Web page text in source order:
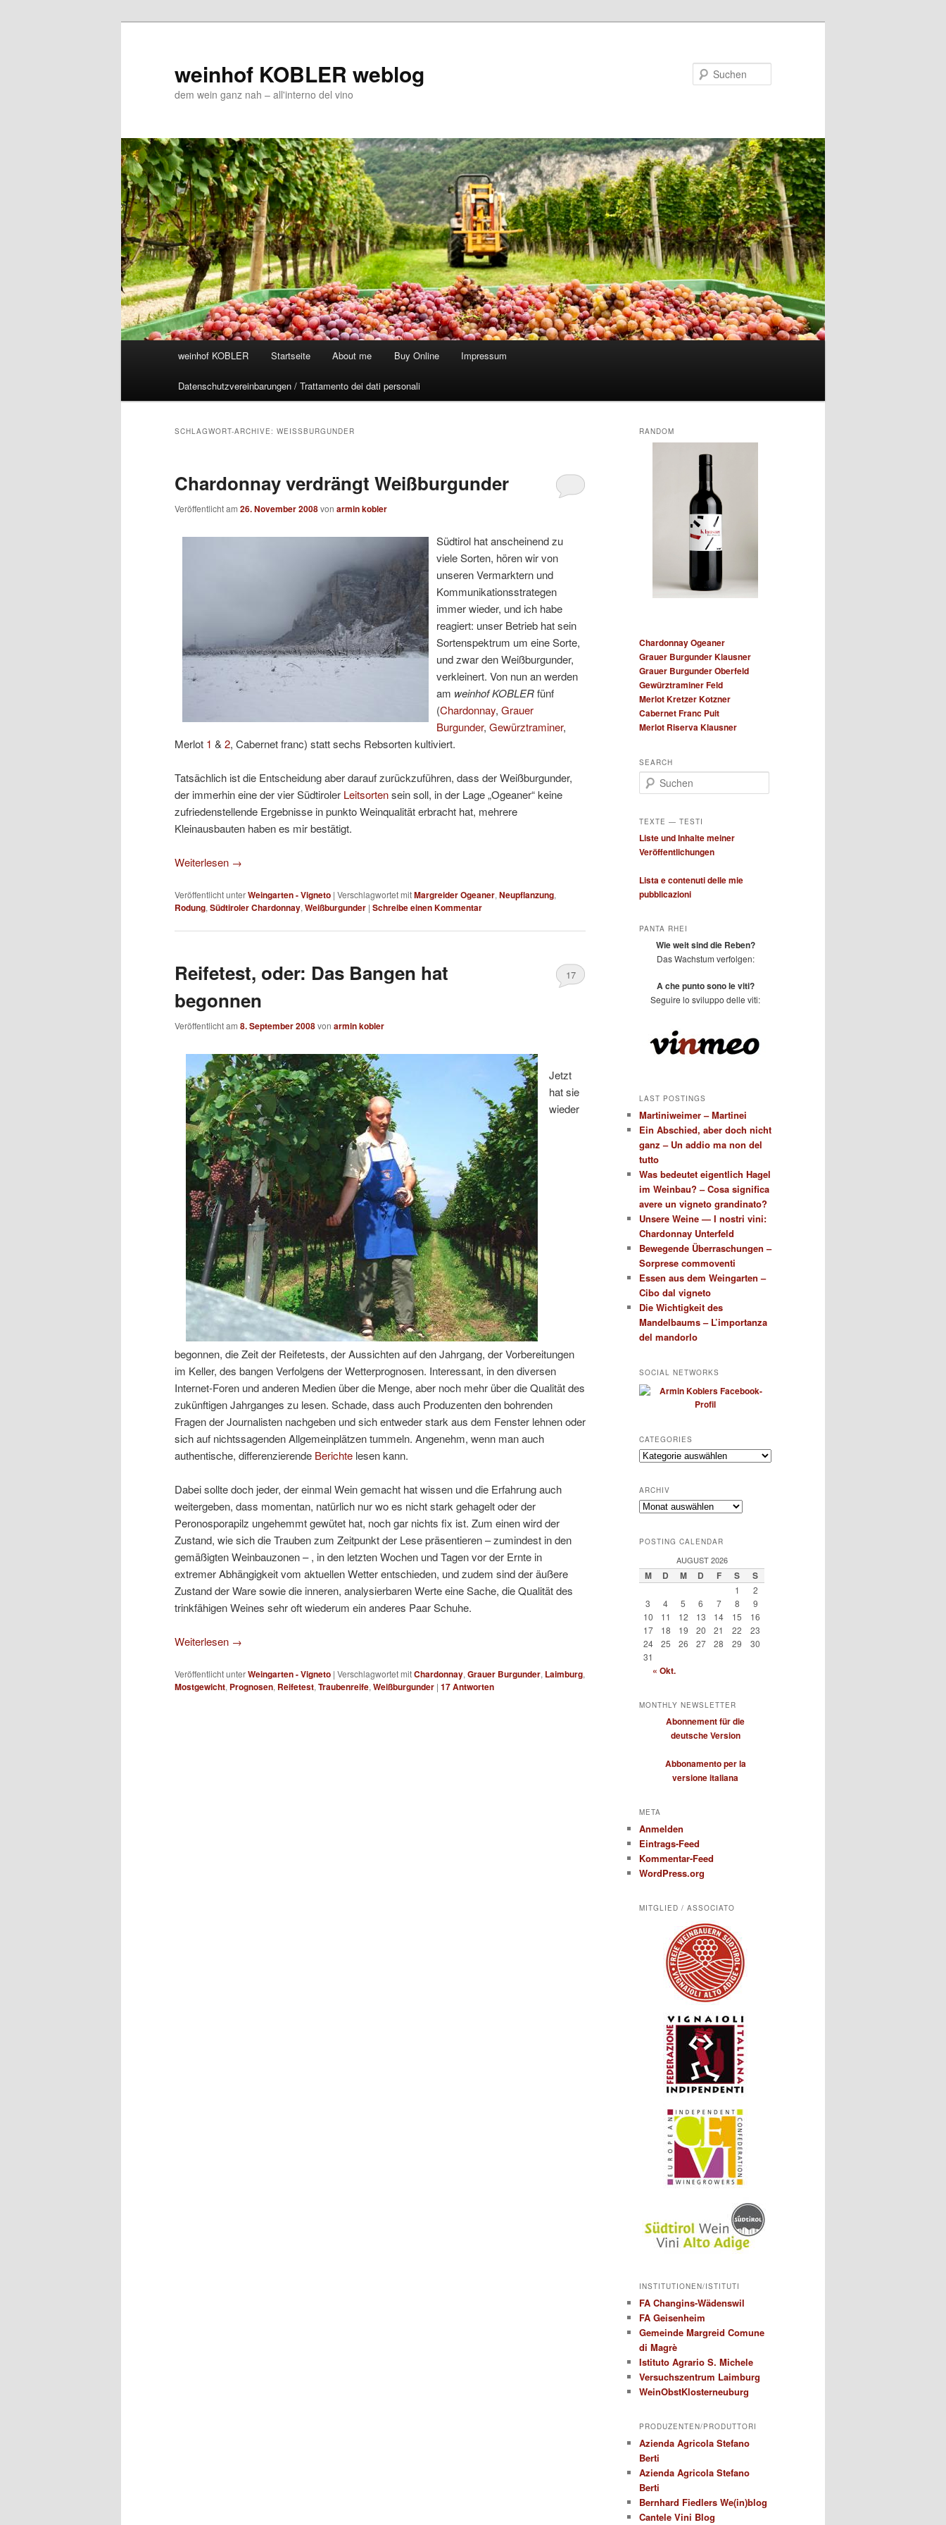
weinhof KOBLER weblog
dem wein ganz nah – all'interno del vino
weinhof KOBLER Startseite About me Buy Online Impressum
Datenschutzvereinbarungen / Trattamento dei dati personali
SCHLAGWORT-ARCHIVE: WEISSBURGUNDER
Chardonnay verdrängt Weißburgunder
Veröffentlicht am 26. November 2008von armin kobler
Südtirol hat anscheinend zu
viele Sorten, hören wir von
unseren Vermarktern und
Kommunikationsstrategen
immer wieder, und ich habe
reagiert: unser Betrieb hat sein
Sortenspektrum um eine Sorte,
und zwar den Weißburgunder,
verkleinert. Von nun an werden
am weinhof KOBLERfünf
(Chardonnay, Grauer
Burgunder, Gewürztraminer,
Merlot 1 & 2, Cabernet franc) statt sechs Rebsorten kultiviert.
Tatsächlich ist die Entscheidung aber darauf zurückzuführen, dass der Weißburgunder,
der immerhin eine der vier Südtiroler Leitsortensein soll, in der Lage „Ogeaner“ keine
zufriedenstellende Ergebnisse in punkto Weinqualität erbracht hat, mehrere
Kleinausbauten haben es mir bestätigt.
Weiterlesen →
Veröffentlicht unterWeingarten - Vigneto | Verschlagwortet mitMargreider Ogeaner, Neupflanzung,
Rodung, Südtiroler Chardonnay, Weißburgunder | Schreibe einen Kommentar
Reifetest, oder: Das Bangen hat
begonnen
Veröffentlicht am 8. September 2008von armin kobler
17
Jetzt
hat sie
wieder
begonnen, die Zeit der Reifetests, der Aussichten auf den Jahrgang, der Vorbereitungen
im Keller, des bangen Verfolgens der Wetterprognosen. Interessant, in den diversen
Internet-Foren und anderen Medien über die Menge, aber noch mehr über die Qualität des
zukünftigen Jahrganges zu lesen. Schade, dass auch Produzenten den bohrenden
Fragen der Journalisten nachgeben und sich entweder stark aus dem Fenster lehnen oder
sich auf nichtssagenden Allgemeinplätzen tummeln. Angenehm, wenn man auch
authentische, differenzierende Berichte lesen kann.
Dabei sollte doch jeder, der einmal Wein gemacht hat wissen und die Erfahrung auch
weitergeben, dass momentan, natürlich nur wo es nicht stark gehagelt oder der
Peronosporapilz ungehemmt gewütet hat, noch gar nichts fix ist. Zum einen wird der
Zustand, wie sich die Trauben zum Zeitpunkt der Lese präsentieren – zumindest in den
gemäßigten Weinbauzonen – , in den letzten Wochen und Tagen vor der Ernte in
extremer Abhängigkeit vom aktuellen Wetter entschieden, und zudem sind der äußere
Zustand der Ware sowie die inneren, analysierbaren Werte eine Sache, die Qualität des
trinkfähigen Weines sehr oft wiederum ein anderes Paar Schuhe.
Weiterlesen →
Veröffentlicht unterWeingarten - Vigneto | Verschlagwortet mitChardonnay, Grauer Burgunder, Laimburg,
Mostgewicht, Prognosen, Reifetest, Traubenreife, Weißburgunder | 17Antworten
RANDOM
Chardonnay Ogeaner
Grauer Burgunder Klausner
Grauer Burgunder Oberfeld
Gewürztraminer Feld
Merlot Kretzer Kotzner
Cabernet Franc Puit
Merlot Riserva Klausner
SEARCH
u
h
n
TEXTE — TESTI
Liste und Inhalte meiner
Veröffentlichungen
Lista e contenuti delle mie
pubblicazioni
PANTA RHEI
Wie weit sind die Reben?
Das Wachstum verfolgen:
A che punto sono le viti?
Seguire lo sviluppo delle viti:
LAST POSTINGS
Martiniweimer – Martinei
Ein Abschied, aber doch nicht
ganz – Un addio ma non del
tutto
Was bedeutet eigentlich Hagel
im Weinbau? – Cosa significa
avere un vigneto grandinato?
Unsere Weine — I nostri vini:
Chardonnay Unterfeld
Bewegende Überraschungen –
Sorprese commoventi
Essen aus dem Weingarten –
Cibo dal vigneto
Die Wichtigkeit des
Mandelbaums – L’importanza
del mandorlo
SOCIAL NETWORKS
CATEGORIES
Categories
ARCHIV
Archiv
POSTING CALENDAR
AUGUST 2026
M D M D F S S
1
2
3
4 5 6 7 8
9
10
11 12 13 14 15
16
17
18 19 20 21 22
23
24
25 26 27 28 29
30
31
« Okt.
MONTHLY NEWSLETTER
Abonnement für die
deutsche Version
Abbonamento per la
versione italiana
META
Anmelden
Eintrags-Feed
Kommentar-Feed
WordPress.org
MITGLIED / ASSOCIATO
INSTITUTIONEN/ISTITUTI
FA Changins-Wädenswil
FA Geisenheim
Gemeinde Margreid Comune
di Magrè
Istituto Agrario S. Michele
Versuchszentrum Laimburg
WeinObstKlosterneuburg
PRODUZENTEN/PRODUTTORI
Azienda Agricola Stefano
Berti
Azienda Agricola Stefano
Berti
Bernhard Fiedlers We(in)blog
Cantele Vini Blog